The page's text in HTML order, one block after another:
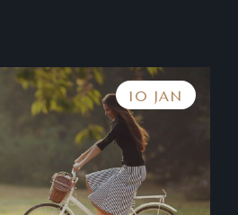
10 JAN